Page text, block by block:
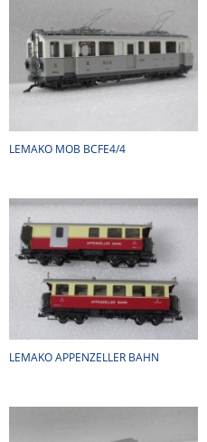
LEMAKO MOB BCFE4/4
LEMAKO APPENZELLER BAHN